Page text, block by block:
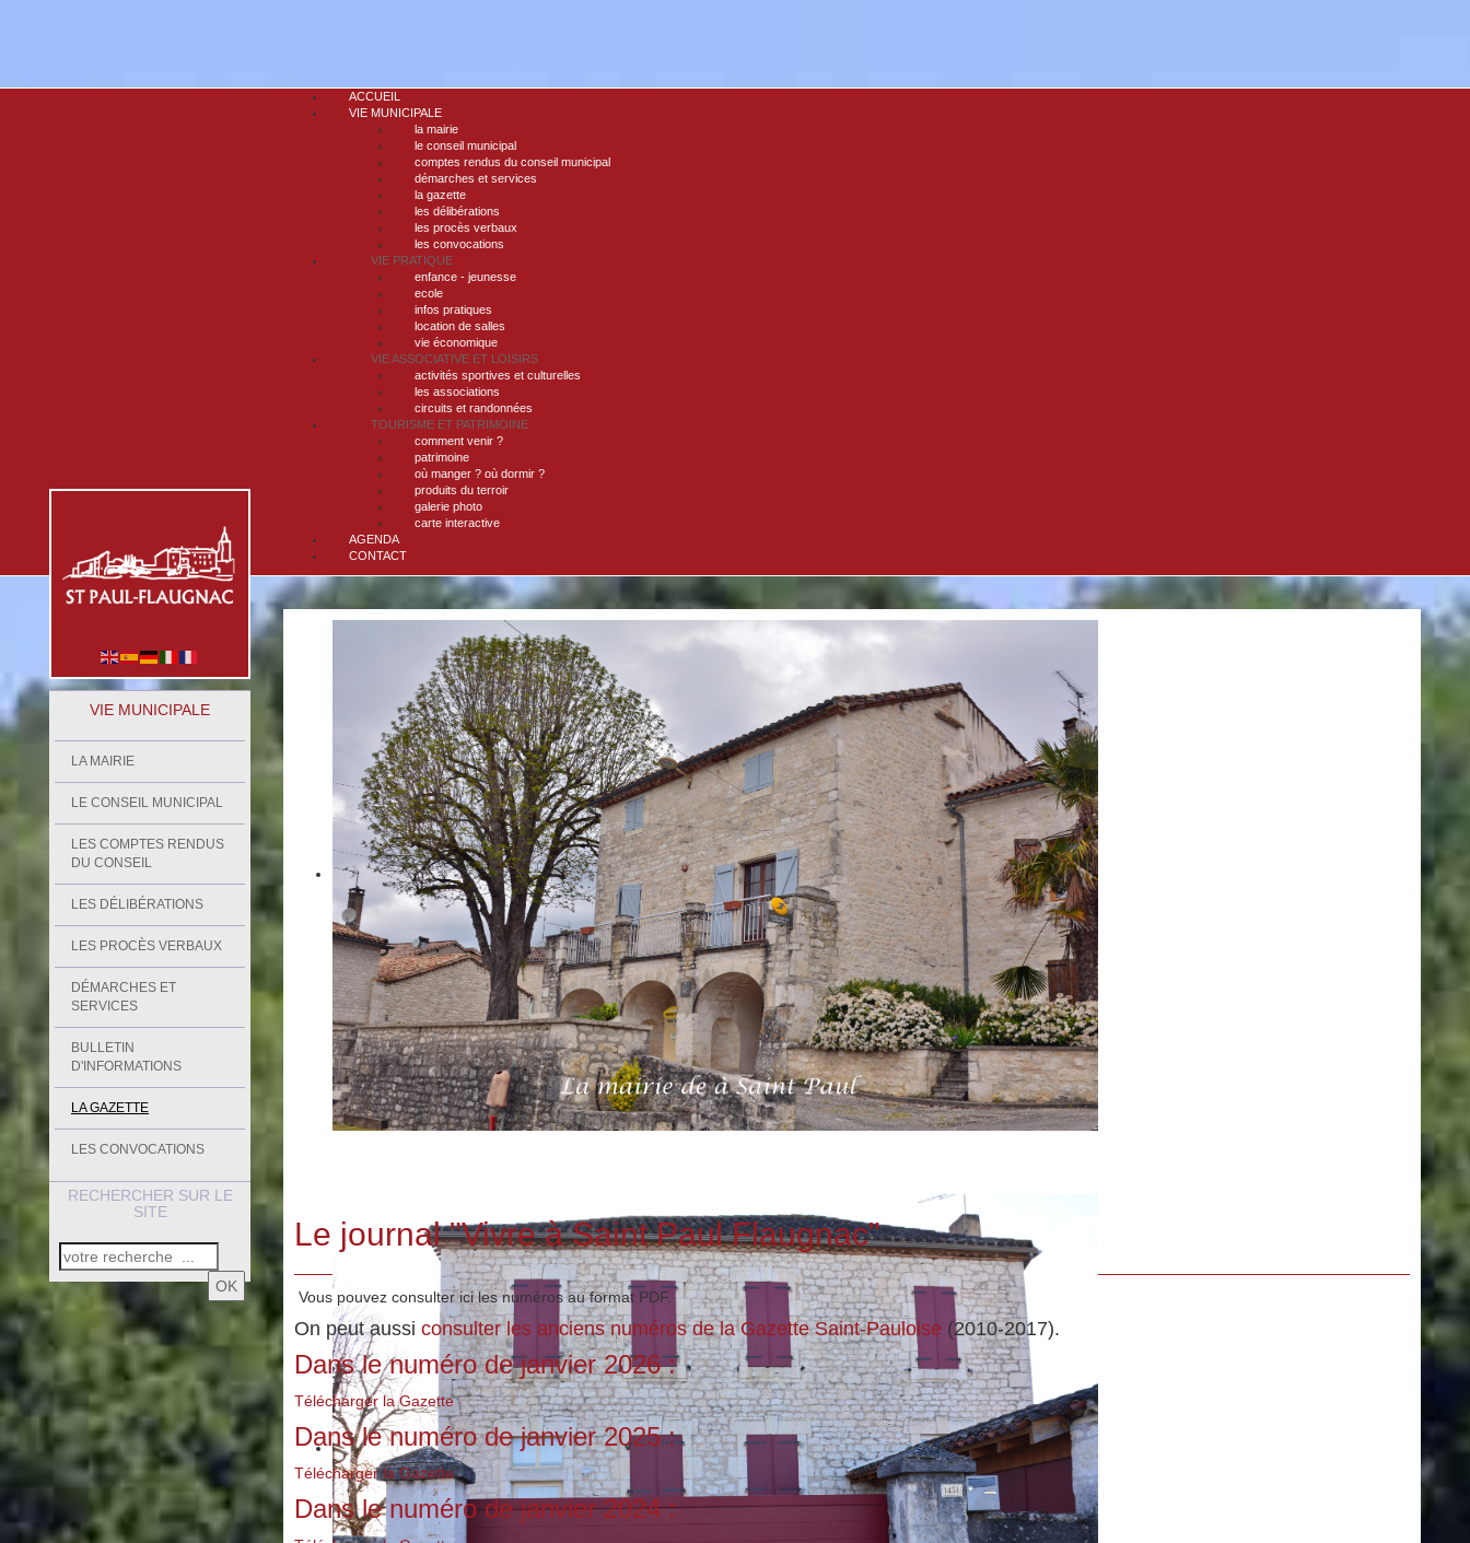
ACCUEIL
VIE MUNICIPALE
la mairie
le conseil municipal
comptes rendus du conseil municipal
démarches et services
la gazette
les délibérations
les procès verbaux
les convocations
VIE PRATIQUE
enfance - jeunesse
ecole
infos pratiques
location de salles
vie économique
VIE ASSOCIATIVE ET LOISIRS
activités sportives et culturelles
les associations
circuits et randonnées
TOURISME ET PATRIMOINE
comment venir ?
patrimoine
où manger ? où dormir ?
produits du terroir
galerie photo
carte interactive
AGENDA
CONTACT
VIE MUNICIPALE
LA MAIRIE
LE CONSEIL MUNICIPAL
LES COMPTES RENDUS
DU CONSEIL
LES DÉLIBÉRATIONS
LES PROCÈS VERBAUX
DÉMARCHES ET
SERVICES
BULLETIN
D'INFORMATIONS
LA GAZETTE
LES CONVOCATIONS
RECHERCHER SUR LE
SITE
OK
Le journal "Vivre à Saint Paul Flaugnac"
Vous pouvez consulter ici les numéros au format PDF.
On peut aussi consulter les anciens numéros de la Gazette Saint-Pauloise (2010-2017).
Dans le numéro de janvier 2026 :
Télécharger la Gazette
Dans le numéro de janvier 2025 :
Télécharger la Gazette
Dans le numéro de janvier 2024 :